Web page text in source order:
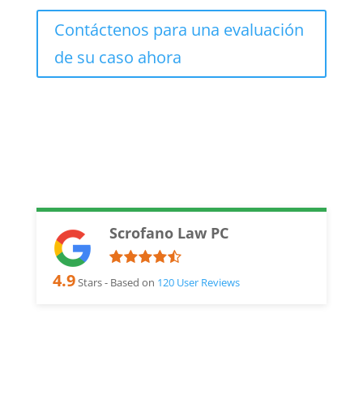
Contáctenos para una evaluación
de su caso ahora
Scrofano Law PC
4.9Stars - Based on 120User Reviews